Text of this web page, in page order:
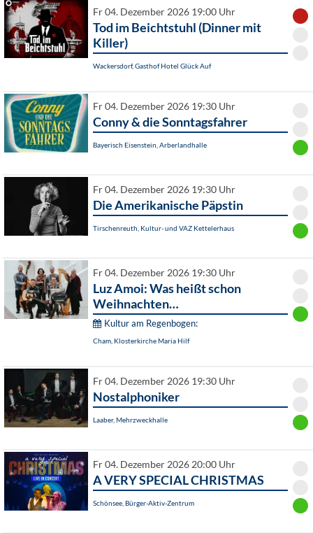
Fr 04. Dezember 2026 19:00 Uhr
Tod im Beichtstuhl (Dinner mit
Killer)
Wackersdorf, Gasthof Hotel Glück Auf
Fr 04. Dezember 2026 19:30 Uhr
Conny & die Sonntagsfahrer
Bayerisch Eisenstein, Arberlandhalle
Fr 04. Dezember 2026 19:30 Uhr
Die Amerikanische Päpstin
Tirschenreuth, Kultur- und VAZ Kettelerhaus
Fr 04. Dezember 2026 19:30 Uhr
Luz Amoi: Was heißt schon
Weihnachten…
Kultur am Regenbogen:
Cham, Klosterkirche Maria Hilf
Fr 04. Dezember 2026 19:30 Uhr
Nostalphoniker
Laaber, Mehrzweckhalle
Fr 04. Dezember 2026 20:00 Uhr
A VERY SPECIAL CHRISTMAS
Schönsee, Bürger-Aktiv-Zentrum